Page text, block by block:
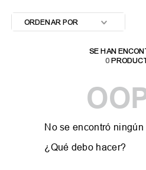
ORDENAR POR
0
No se encontró ningún
¿Qué debo hacer?